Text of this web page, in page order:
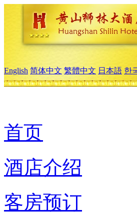
English 简体中文 繁體中文 日本語 한
首页
酒店介绍
客房预订